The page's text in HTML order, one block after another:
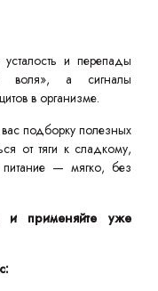
и перепады
воля», а сигналы
в организме.
подборку полезных
от тяги к сладкому,
питание — мягко, без
и применяйте уже